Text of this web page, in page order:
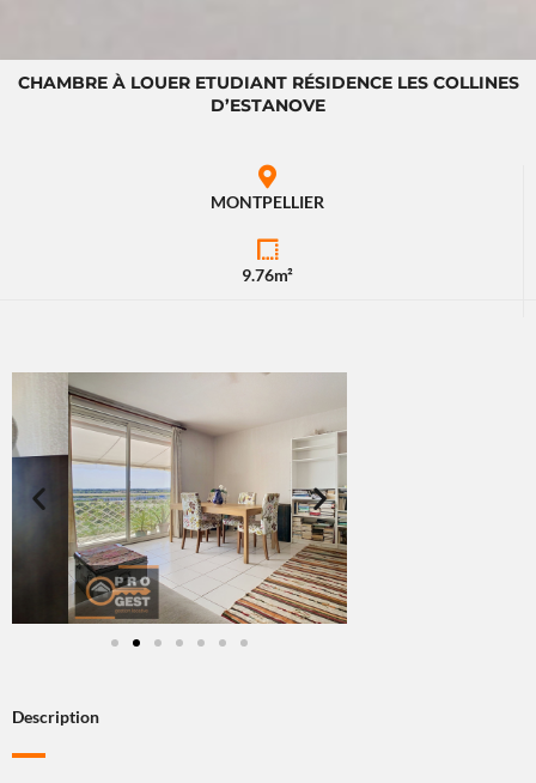
CHAMBRE À LOUER ETUDIANT RÉSIDENCE LES COLLINES
D’ESTANOVE
MONTPELLIER
9.76m²
Description